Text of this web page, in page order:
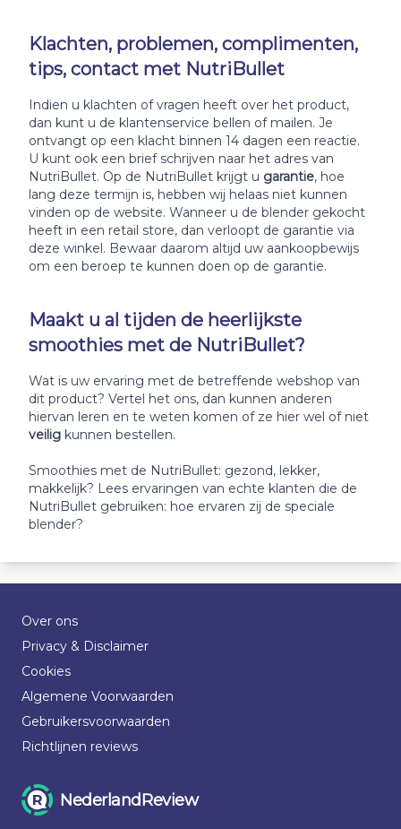
Klachten, problemen, complimenten,
tips, contact met NutriBullet
Indien u klachten of vragen heeft over het product,
dan kunt u de klantenservice bellen of mailen. Je
ontvangt op een klacht binnen 14 dagen een reactie.
U kunt ook een brief schrijven naar het adres van
NutriBullet. Op de NutriBullet krijgt u garantie, hoe
lang deze termijn is, hebben wij helaas niet kunnen
vinden op de website. Wanneer u de blender gekocht
heeft in een retail store, dan verloopt de garantie via
deze winkel. Bewaar daarom altijd uw aankoopbewijs
om een beroep te kunnen doen op de garantie.
Maakt u al tijden de heerlijkste
smoothies met de NutriBullet?
Wat is uw ervaring met de betreffende webshop van
dit product? Vertel het ons, dan kunnen anderen
hiervan leren en te weten komen of ze hier wel of niet
veilig kunnen bestellen.
Smoothies met de NutriBullet: gezond, lekker,
makkelijk? Lees ervaringen van echte klanten die de
NutriBullet gebruiken: hoe ervaren zij de speciale
blender?
Over ons
Privacy & Disclaimer
Cookies
Algemene Voorwaarden
Gebruikersvoorwaarden
Richtlijnen reviews
NederlandReview